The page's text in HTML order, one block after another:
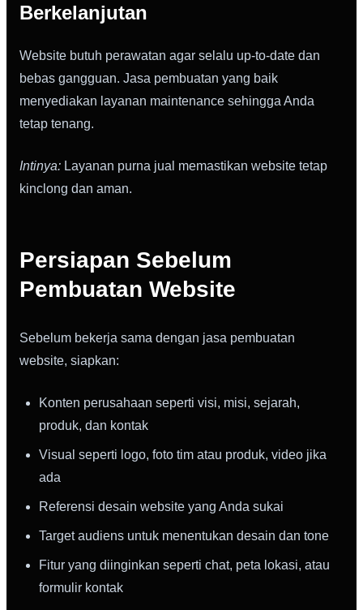
Berkelanjutan
Website butuh perawatan agar selalu up-to-date dan
bebas gangguan. Jasa pembuatan yang baik
menyediakan layanan maintenance sehingga Anda
tetap tenang.
Intinya: Layanan purna jual memastikan website tetap
kinclong dan aman.
Persiapan Sebelum
Pembuatan Website
Sebelum bekerja sama dengan jasa pembuatan
website, siapkan:
Konten perusahaan seperti visi, misi, sejarah,
produk, dan kontak
Visual seperti logo, foto tim atau produk, video jika
ada
Referensi desain website yang Anda sukai
Target audiens untuk menentukan desain dan tone
Fitur yang diinginkan seperti chat, peta lokasi, atau
formulir kontak